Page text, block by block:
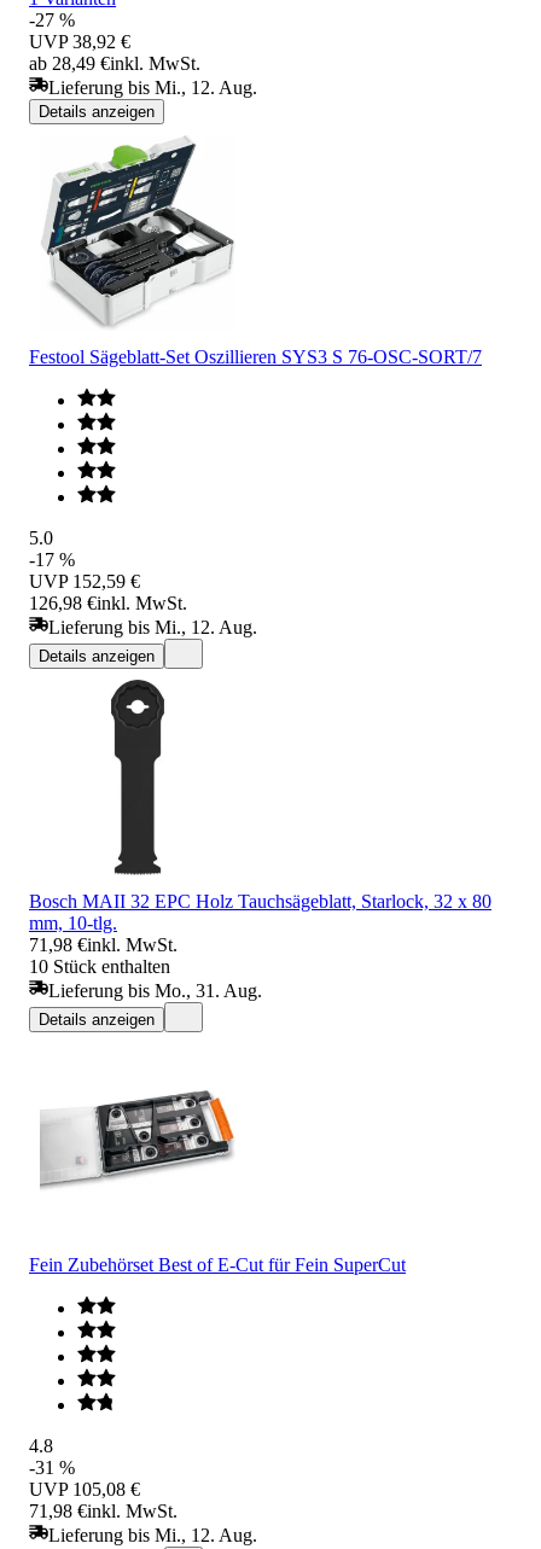
-27 %
UVP 38,92 €
ab 28,49 €inkl. MwSt.
Lieferung bis Mi., 12. Aug.
Details anzeigen
Festool Sägeblatt-Set Oszillieren SYS3 S 76-OSC-SORT/7
5.0
-17 %
UVP 152,59 €
126,98 €inkl. MwSt.
Lieferung bis Mi., 12. Aug.
Details anzeigen
Bosch MAII 32 EPC Holz Tauchsägeblatt, Starlock, 32 x 80
mm, 10-tlg.
71,98 €inkl. MwSt.
10 Stück enthalten
Lieferung bis Mo., 31. Aug.
Details anzeigen
Fein Zubehörset Best of E-Cut für Fein SuperCut
4.8
-31 %
UVP 105,08 €
71,98 €inkl. MwSt.
Lieferung bis Mi., 12. Aug.